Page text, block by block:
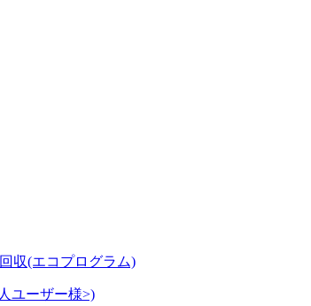
収(エコプログラム)
ユーザー様>)